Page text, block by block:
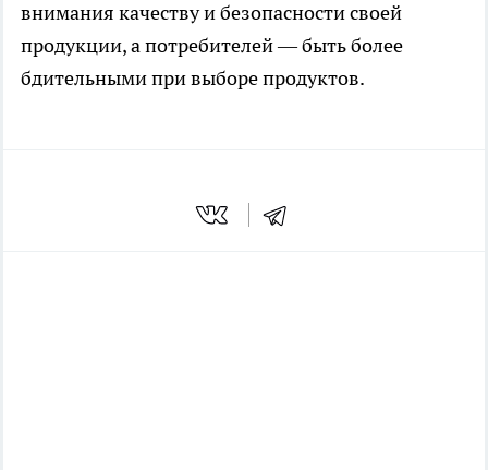
внимания качеству и безопасности своей
продукции, а потребителей — быть более
бдительными при выборе продуктов.